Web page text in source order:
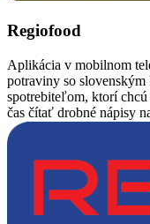
Regiofood
Aplikácia v mobilnom
potraviny so
spotrebiteľom, ktorí
čas čítať drobné nápisy